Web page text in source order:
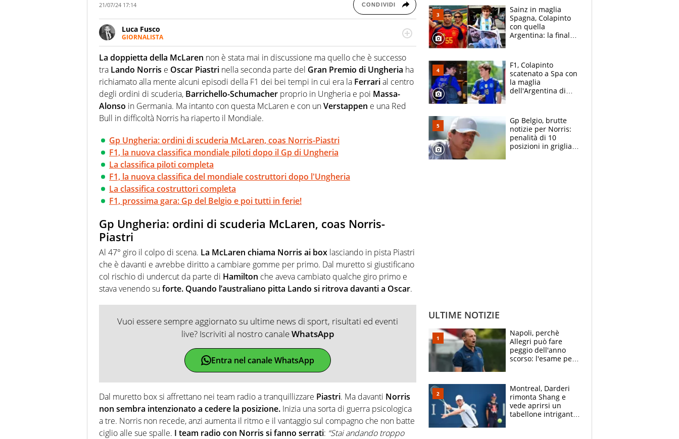
21/07/24 17:14 CONDIVIDI
Luca Fusco
GIORNALISTA
Giornalista multimediale. Quando si accendono i motori, lui sgasa, impenna, derapa. E
spesso e volentieri finisce sul podio
La doppietta della McLaren non è stata mai in discussione ma quello che è successo
tra Lando Norris e Oscar Piastri nella seconda parte del Gran Premio di Ungheria ha
richiamato alla mente alcuni episodi della F1 dei bei tempi in cui era la Ferrarial centro
degli ordini di scuderia, Barrichello-Schumacher proprio in Ungheria e poi Massa-
Alonso in Germania. Ma intanto con questa McLaren e con unVerstappen e una Red
Bull in difficoltà Norris ha riaperto il Mondiale.
Gp Ungheria: ordini di scuderia McLaren, coas Norris-Piastri
F1, la nuova classifica mondiale piloti dopo il Gp di Ungheria
La classifica piloti completa
F1, la nuova classifica del mondiale costruttori dopo l'Ungheria
La classifica costruttori completa
F1, prossima gara: Gp del Belgio e poi tutti in ferie!
Gp Ungheria: ordini di scuderia McLaren, coas Norris-
Piastri
Al 47° giro il colpo di scena. La McLaren chiama Norris ai box lasciando in pista Piastri
che è davanti e avrebbe diritto a cambiare gomme per primo. Dal muretto si giustificano
col rischio di undercut da parte di Hamilton che aveva cambiato qualche giro primo e
stava venendo su forte. Quando l’australiano pitta Lando si ritrova davanti a Oscar.
Vuoi essere sempre aggiornato su ultime news di sport, risultati ed eventi
live? Iscriviti al nostro canaleWhatsApp
Entra nel canale WhatsApp
Dal muretto box si affrettano nei team radio a tranquillizzare Piastri. Ma davanti Norris
non sembra intenzionato a cedere la posizione. Inizia una sorta di guerra psicologica
a tre. Norris non recede, anzi aumenta il ritmo e il vantaggio sul compagno che non batte
ciglio alle sue spalle. I team radio con Norris si fanno serrati: “Stai andando troppo
Sainz in maglia
Spagna, Colapinto
con quella
Argentina: la finale
vede l'ora
F1, Colapinto
scatenato a Spa con
la maglia
dell'Argentina di
le parolacce"
Gp Belgio, brutte
notizie per Norris:
penalità di 10
posizioni in griglia,
ULTIME NOTIZIE
Napoli, perchè
Allegri può fare
peggio dell'anno
scorso: l'esame per
Monopoly
Montreal, Darderi
rimonta Shang e
vede aprirsi un
tabellone intrigante: